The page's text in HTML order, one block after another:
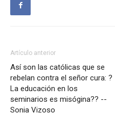
Artículo anterior
Así son las católicas que se
rebelan contra el señor cura: ?
La educación en los
seminarios es misógina?? --
Sonia Vizoso